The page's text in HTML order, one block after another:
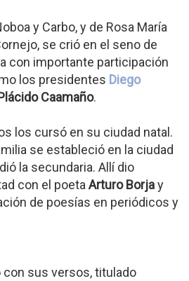
y Carbo, y de Rosa María
se crió en el seno de
con importante participación
los presidentes Diego
Caamaño.
los cursó en su ciudad natal.
se estableció en la ciudad
la secundaria. Allí dio
con el poeta Arturo Borjay
de poesías en periódicos y
con sus versos, titulado